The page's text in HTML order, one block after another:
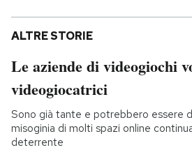
ALTRE STORIE
Le aziende di videogiochi
videogiocatrici
Sono già tante e potrebbero essere
misoginia di molti spazi online
deterrente